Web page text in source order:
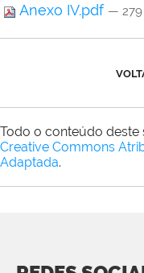
Anexo IV.pdf — 279
Todo o conteúdo deste
Creative Commons
Adaptada.